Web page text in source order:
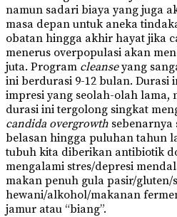
namun sadari biaya yang juga
masa depan untuk aneka
obatan hingga akhir hayat jika
menerus overpopulasi akan
juta. Program cleanseyang
ini berdurasi 9-12 bulan. Durasi
impresi yang seolah-olah lama,
durasi ini tergolong singkat
candida overgrowth sebenarnya
belasan hingga puluhan tahun
tubuh kita diberikan antibiotik
mengalami stres/depresi
makan penuh gula pasir/gluten/
hewani/alkohol/makanan
jamur atau “biang”.